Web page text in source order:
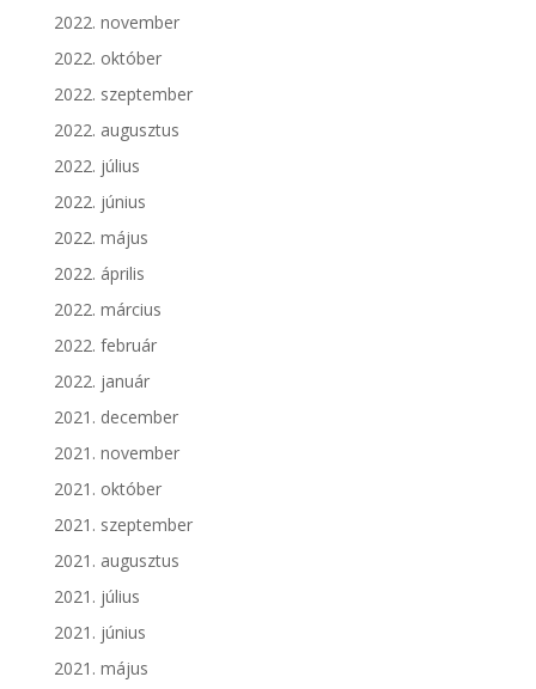
2022. november
2022. október
2022. szeptember
2022. augusztus
2022. július
2022. június
2022. május
2022. április
2022. március
2022. február
2022. január
2021. december
2021. november
2021. október
2021. szeptember
2021. augusztus
2021. július
2021. június
2021. május